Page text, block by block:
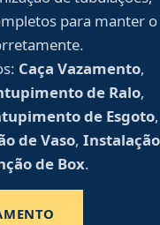
para manter o
Caça Vazamento,
de Ralo,
de Esgoto,
de Vaso, Instalação
de Box.